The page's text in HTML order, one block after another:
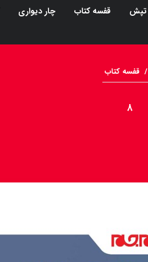
تپش قفسه کتاب چار دیواری
/ قفسه کتاب
۸